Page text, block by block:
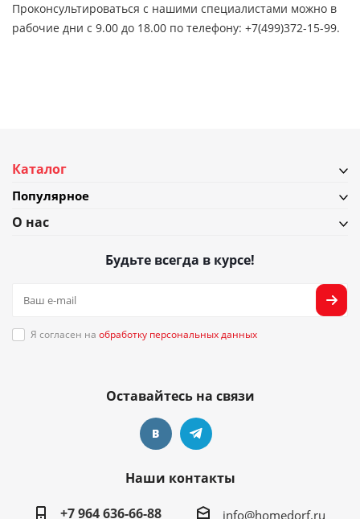
Проконсультироваться с нашими специалистами можно в
рабочие дни с 9.00 до 18.00 по телефону: +7(499)372-15-99.
Каталог
Популярное
О нас
Будьте всегда в курсе!
Я согласен на обработку персональных данных
Оставайтесь на связи
Наши контакты
+7 964 636-66-88
info@homedorf.ru